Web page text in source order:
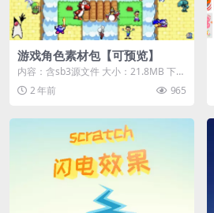
游戏角色素材包【可预览】
内容：含sb3源文件 大小：21.8MB 下载
方式：本地下载 游客购买后无需登录...
2 年前 965